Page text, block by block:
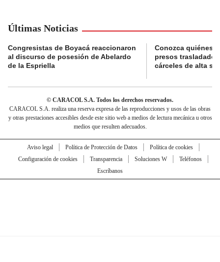
Últimas Noticias
Congresistas de Boyacá reaccionaron
al discurso de posesión de Abelardo
de la Espriella
Conozca quiénes
presos
cárceles de alta
© CARACOL S.A. Todos los derechos reservados.
CARACOL S.A. realiza una reserva expresa de las reproducciones y usos de las obras
y otras prestaciones accesibles desde este sitio web a medios de lectura mecánica u otros
medios que resulten adecuados.
Aviso legal Política de Protección de Datos
Política de cookies
Configuración de cookies
Transparencia Soluciones W
Teléfonos
Escríbanos